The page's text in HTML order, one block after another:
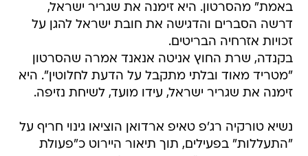
באמת" מהסרטון. היא זימנה את שגריר ישראל,
דרשה הסברים והדגישה את חובת ישראל להגן על
זכויות אזרחיה הבריטים.
בקנדה, שרת החוץ אניטה אנאנד אמרה שהסרטון
"מטריד מאוד ובלתי מתקבל על הדעת לחלוטין". היא
זימנה את שגריר ישראל, עידו מועד, לשיחת נזיפה.
נשיא טורקיה רג'פ טאיפ ארדואן הוציאו גינוי חריף על
"התעללות" בפעילים, תוך תיאור היירוט כ"פעולת